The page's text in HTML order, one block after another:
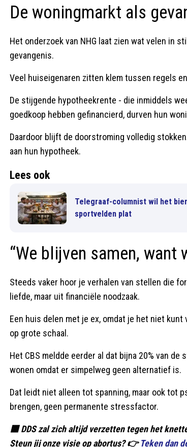
De woningmarkt als
Het onderzoek van NHG laat zien wat velen in
gevangenis.
Veel huiseigenaren zitten klem tussen regels
De stijgende hypotheekrente - die inmiddels
goedkoop hebben gefinancierd, durven hun
Daardoor blijft de doorstroming volledig
aan hun hypotheek.
Lees ook
Telegraaf-columnist wil het
sportvelden plat
“We blijven samen, want
Steeds vaker hoor je verhalen van stellen die
liefde, maar uit financiële noodzaak.
Een huis delen met je ex, omdat je het niet
op grote schaal.
Het CBS meldde eerder al dat bijna 20% van
wonen omdat er simpelweg geen alternatief is.
Dat leidt niet alleen tot spanning, maar ook tot
brengen, geen permanente stressfactor.
🟦 DDS zal zich altijd verzetten tegen het
Steun jij onze visie op abortus? 👉Teken dan